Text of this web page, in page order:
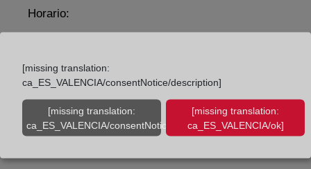
Horario:
Los días 24 y 31 de diciembre de 09:00 a 14:00
Datos de contacto:
[missing translation:
ca_ES_VALENCIA/consentNotice/description]
[missing translation:
ca_ES_VALENCIA/consentNotice/learnMore]
[missing translation:
ca_ES_VALENCIA/ok]